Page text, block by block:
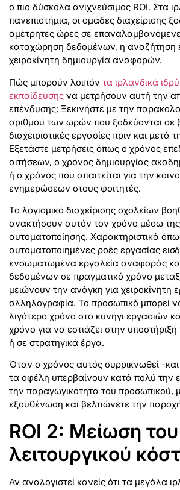
ο πιο δύσκολα ανιχνεύσιμος ROI. Στα
πανεπιστήμια, οι ομάδες διαχείρισης
αμέτρητες ώρες σε
καταχώρηση δεδομένων, η αναζήτηση
χειροκίνητη δημιουργία αναφορών.
Πώς μπορούν λοιπόν τα ιρλανδικά
εκπαίδευσης να μετρήσουν αυτή την
επένδυσης; Ξεκινήστε με την
αριθμού των ωρών που ξοδεύονται σε
διαχειριστικές εργασίες πριν και μετά
Εξετάστε μετρήσεις όπως ο χρόνος
αιτήσεων, ο χρόνος δημιουργίας
ή ο χρόνος που απαιτείται για την
ενημερώσεων στους φοιτητές.
Το λογισμικό διαχείρισης σχολείων
ανακτήσουν αυτόν τον χρόνο μέσω της
αυτοματοποίησης. Χαρακτηριστικά
αυτοματοποιημένες ροές εργασίας
ενσωματωμένα εργαλεία αναφοράς
δεδομένων σε πραγματικό χρόνο
μειώνουν την ανάγκη για χειροκίνητη
αλληλογραφία. Το προσωπικό μπορεί
λιγότερο χρόνο στο κυνήγι εργασιών
χρόνο για να εστιάζει στην
ή σε στρατηγικά έργα.
Όταν ο χρόνος αυτός συρρικνωθεί -
τα οφέλη υπερβαίνουν κατά πολύ την
την παραγωγικότητα του προσωπικού,
εξουθένωση και βελτιώνετε την
ROI 2: Μείωση του
λειτουργικού
Αν αναλογιστεί κανείς ότι τα μεγάλα